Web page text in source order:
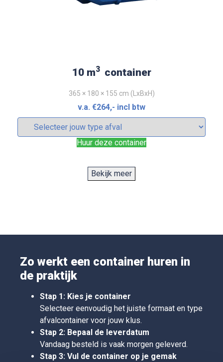
10 m3 container
365 × 180 × 155 cm (LxBxH)
v.a. €264,- incl btw
Huur deze container
v.a.€269,- incl btw
Huur deze container
15 m3 container
600 x 250 x 100cm (LxBxH)
Bekijk meer
Zo werkt een container huren in
de praktijk
Stap 1: Kies je container
Selecteer eenvoudig het juiste formaat en type
afvalcontainer voor jouw klus.
Stap 2: Bepaal de leverdatum
Vandaag besteld is vaak morgen geleverd.
Stap 3: Vul de container op je gemak